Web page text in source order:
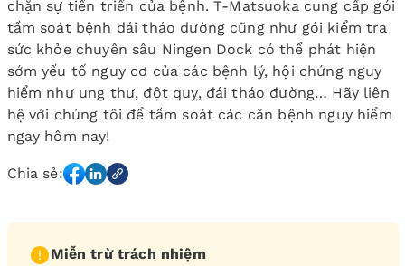
chặn sự tiến triển của bệnh. T-Matsuoka cung cấp gói
tầm soát bệnh đái tháo đường cũng như gói kiểm tra
sức khỏe chuyên sâu Ningen Dock có thể phát hiện
sớm yếu tố nguy cơ của các bệnh lý, hội chứng nguy
hiểm như ung thư, đột quỵ, đái tháo đường… Hãy liên
hệ với chúng tôi để tầm soát các căn bệnh nguy hiểm
ngay hôm nay!
Chia sẻ:
Miễn trừ trách nhiệm